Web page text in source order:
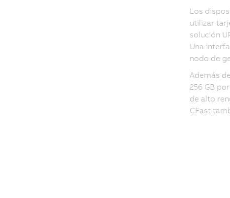
Los
utilizar
solución
Una
nodo de
Además
256 GB
de alto
CFast